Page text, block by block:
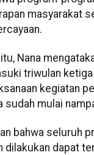
masyarakat
Nana
triwulan
kegiatan
sudah mulai
bahwa seluruh
dilakukan dapat